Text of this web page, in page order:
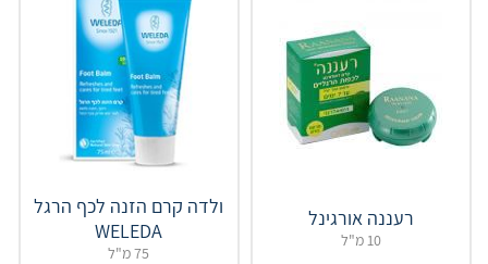
רעננה אורגינל
10 מ"ל
ולדה קרם הזנה לכף הרגל
WELEDA
75 מ"ל